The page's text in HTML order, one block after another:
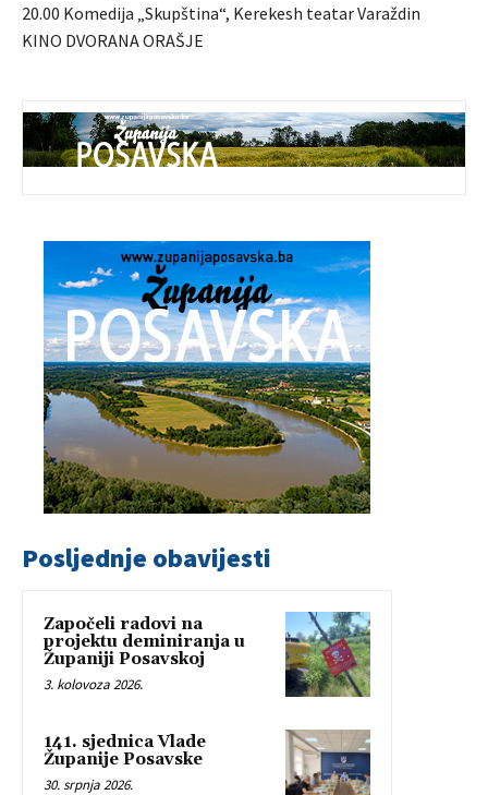
20.00 Komedija „Skupština“, Kerekesh teatar Varaždin
KINO DVORANA ORAŠJE
Posljednje obavijesti
Započeli radovi na
projektu deminiranja u
Županiji Posavskoj
3. kolovoza 2026.
141. sjednica Vlade
Županije Posavske
30. srpnja 2026.